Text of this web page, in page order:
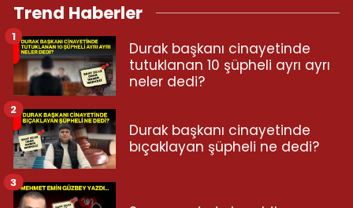
Trend Haberler
Durak başkanı cinayetinde
tutuklanan 10 şüpheli ayrı ayrı
neler dedi?
1
Durak başkanı cinayetinde
bıçaklayan şüpheli ne dedi?
2
3